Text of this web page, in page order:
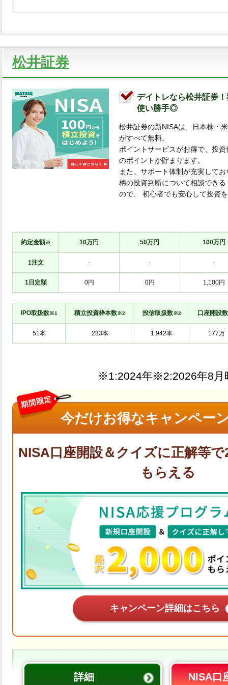
松井証券
デイトレなら松井証券
使い勝手◎
松井証券の新NISAは、日本株・
がすべて無料。
ポイントサービスがお得で、投
のポイントが貯まります。
また、サポート体制が充実して
柄の投資判断について相談できる
ので、 初心者でも安心して投資
約定金額※ 10万円 50万円 100万円
1注文 - - -
1日定額 0円 0円 1,100円
IPO取扱数※1 積立投資枠本数※2 投信取扱数※2 口座開設数
※1: ※2:
今だけお得なキャンペー
キャンペーン詳細はこちら
詳細 NISA口